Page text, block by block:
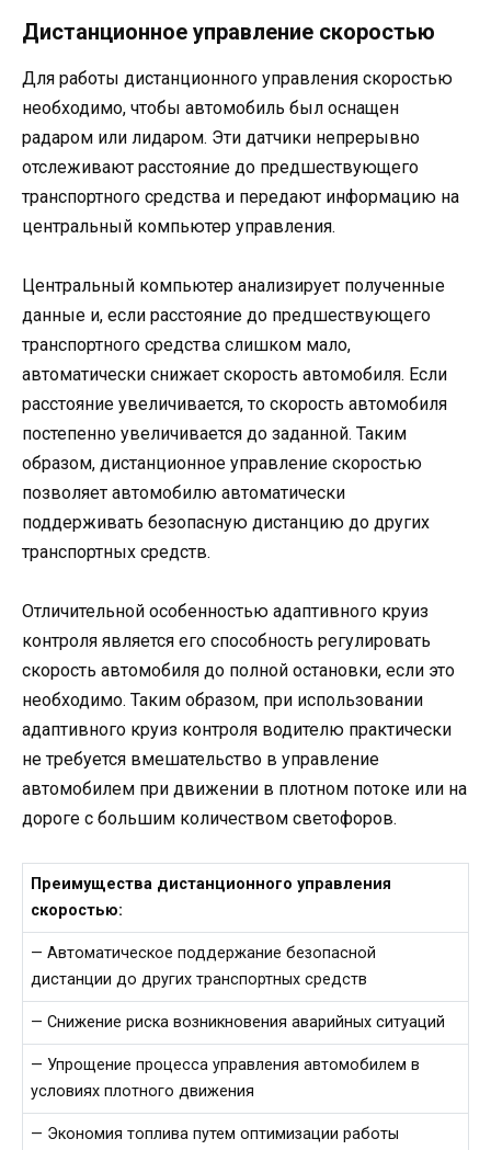
Дистанционное управление скоростью
Для работы дистанционного управления скоростью
необходимо, чтобы автомобиль был оснащен
радаром или лидаром. Эти датчики непрерывно
отслеживают расстояние до предшествующего
транспортного средства и передают информацию на
центральный компьютер управления.
Центральный компьютер анализирует полученные
данные и, если расстояние до предшествующего
транспортного средства слишком мало,
автоматически снижает скорость автомобиля. Если
расстояние увеличивается, то скорость автомобиля
постепенно увеличивается до заданной. Таким
образом, дистанционное управление скоростью
позволяет автомобилю автоматически
поддерживать безопасную дистанцию до других
транспортных средств.
Отличительной особенностью адаптивного круиз
контроля является его способность регулировать
скорость автомобиля до полной остановки, если это
необходимо. Таким образом, при использовании
адаптивного круиз контроля водителю практически
не требуется вмешательство в управление
автомобилем при движении в плотном потоке или на
дороге с большим количеством светофоров.
Преимущества дистанционного управления
скоростью:
— Автоматическое поддержание безопасной
дистанции до других транспортных средств
— Снижение риска возникновения аварийных ситуаций
— Упрощение процесса управления автомобилем в
условиях плотного движения
— Экономия топлива путем оптимизации работы